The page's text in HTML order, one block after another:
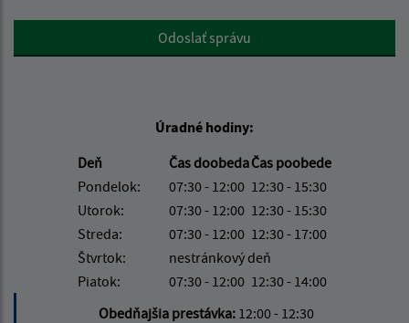
Google reCaptcha ResponseOdoslať správu
Úradné hodiny:
Deň
Čas doobedaČas poobede
Pondelok:
07:30 - 12:00 12:30 - 15:30
Utorok:
07:30 - 12:00 12:30 - 15:30
Streda:
07:30 - 12:00 12:30 - 17:00
Štvrtok:
nestránkový deň
Piatok:
07:30 - 12:00 12:30 - 14:00
Obedňajšia prestávka: 12:00 - 12:30